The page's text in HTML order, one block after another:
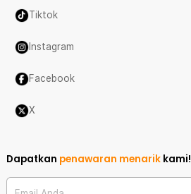
Tiktok
Instagram
Facebook
X
Dapatkan penawaran menarik kami!